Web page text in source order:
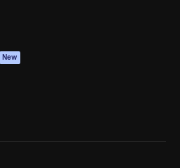
New